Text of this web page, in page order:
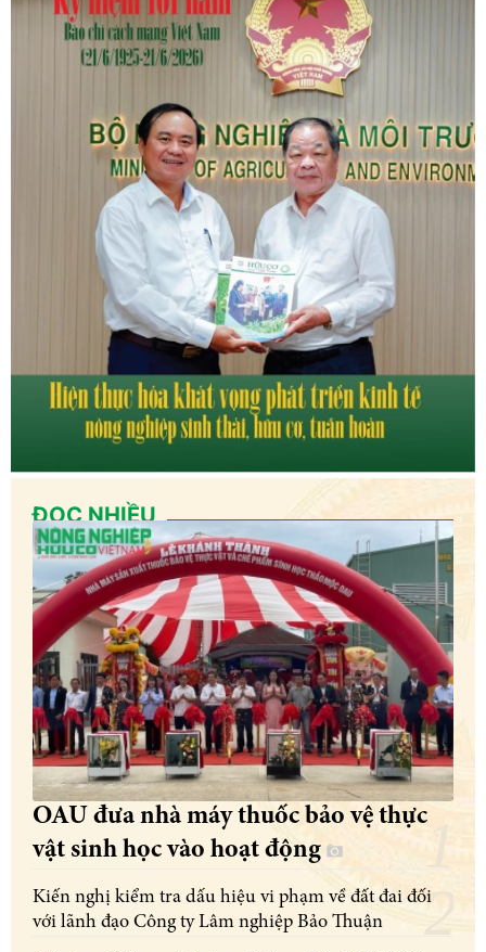
ĐỌC NHIỀU
OAU đưa nhà máy thuốc bảo vệ thực
vật sinh học vào hoạt động
Kiến nghị kiểm tra dấu hiệu vi phạm về đất đai đối
với lãnh đạo Công ty Lâm nghiệp Bảo Thuận